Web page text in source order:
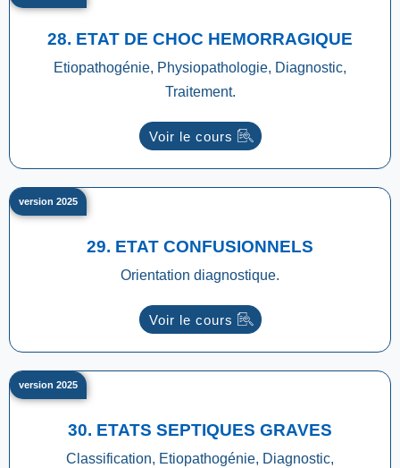
28. ETAT DE CHOC HEMORRAGIQUE
Etiopathogénie, Physiopathologie, Diagnostic,
Traitement.
Voir le cours
29. ETAT CONFUSIONNELS
Orientation diagnostique.
Voir le cours
version 2025
30. ETATS SEPTIQUES GRAVES
Classification, Etiopathogénie, Diagnostic,
version 2025